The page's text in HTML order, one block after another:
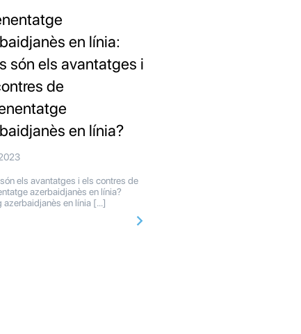
en línia:
són els avantatges i
de
en línia?
els avantatges i els contres de
azerbaidjanès en línia?
azerbaidjanès en línia […]